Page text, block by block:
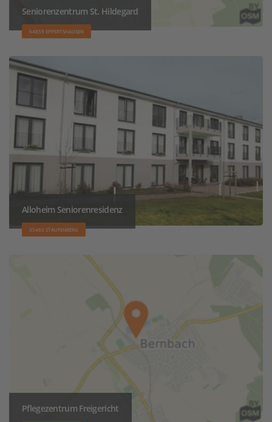
Seniorenzentrum St. Hildegard
64859 EPPERTSHAUSEN
Alloheim Seniorenresidenz
35460 STAUFENBERG
Pflegezentrum Freigericht